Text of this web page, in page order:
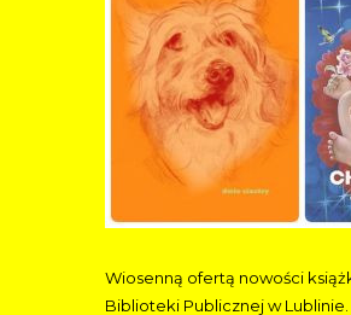
Wiosenną ofertą nowości
Biblioteki Publicznej w